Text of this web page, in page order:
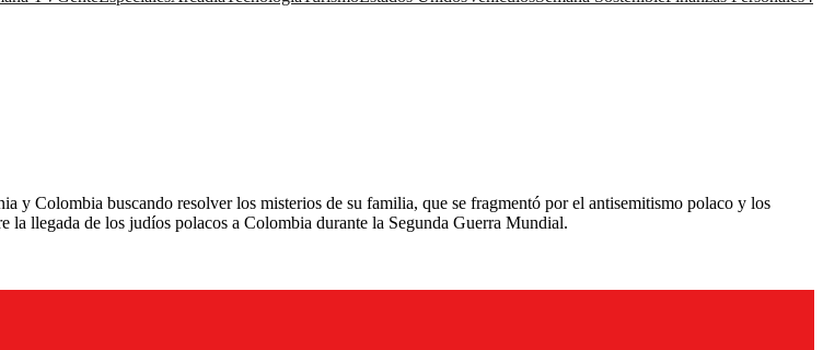
y Colombia buscando resolver los misterios de su familia, que se fragmentó por el antisemitismo polaco y los
llegada de los judíos polacos a Colombia durante la Segunda Guerra Mundial.